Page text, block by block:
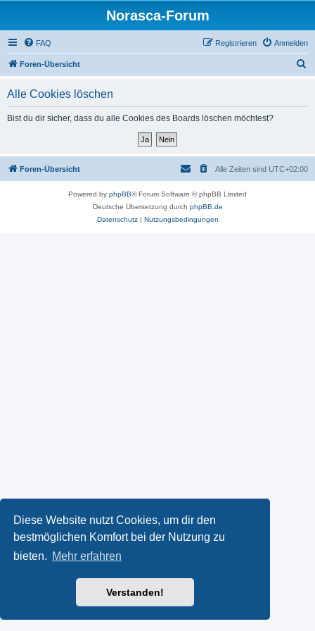
Diese Website nutzt Cookies, um dir den
bestmöglichen Komfort bei der Nutzung zu
bieten. Mehr erfahren
Verstanden!
Norasca-Forum
FAQ Anmelden
Registrieren
Foren-Übersicht
Alle Cookies löschen
Bist du dir sicher, dass du alle Cookies des Boards löschen möchtest?
Foren-Übersicht Alle Zeiten sind UTC+02:00
Powered by phpBB® Forum Software © phpBB Limited
Deutsche Übersetzung durch phpBB.de
Datenschutz| Nutzungsbedingungen